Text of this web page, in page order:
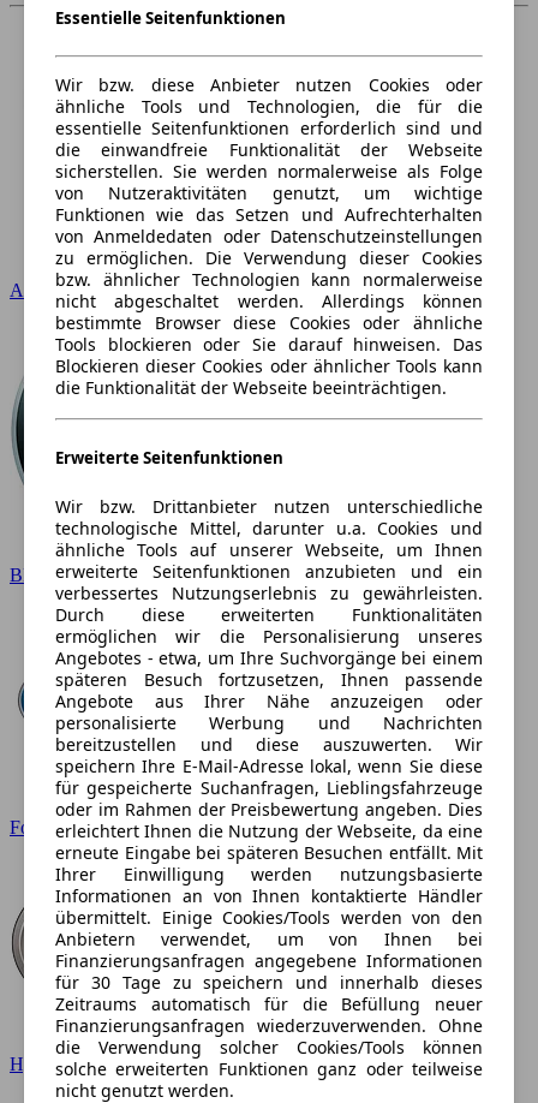
Audi
BMW
Ford
Hyundai
Essentielle Seitenfunktionen
Wir bzw. diese Anbieter nutzen Cookies oder
ähnliche Tools und Technologien, die für die
essentielle Seitenfunktionen erforderlich sind und
die einwandfreie Funktionalität der Webseite
sicherstellen. Sie werden normalerweise als Folge
von Nutzeraktivitäten genutzt, um wichtige
Funktionen wie das Setzen und Aufrechterhalten
von Anmeldedaten oder Datenschutzeinstellungen
zu ermöglichen. Die Verwendung dieser Cookies
bzw. ähnlicher Technologien kann normalerweise
nicht abgeschaltet werden. Allerdings können
bestimmte Browser diese Cookies oder ähnliche
Tools blockieren oder Sie darauf hinweisen. Das
Blockieren dieser Cookies oder ähnlicher Tools kann
die Funktionalität der Webseite beeinträchtigen.
Erweiterte Seitenfunktionen
Wir bzw. Drittanbieter nutzen unterschiedliche
technologische Mittel, darunter u.a. Cookies und
ähnliche Tools auf unserer Webseite, um Ihnen
erweiterte Seitenfunktionen anzubieten und ein
verbessertes Nutzungserlebnis zu gewährleisten.
Durch diese erweiterten Funktionalitäten
ermöglichen wir die Personalisierung unseres
Angebotes - etwa, um Ihre Suchvorgänge bei einem
späteren Besuch fortzusetzen, Ihnen passende
Angebote aus Ihrer Nähe anzuzeigen oder
personalisierte Werbung und Nachrichten
bereitzustellen und diese auszuwerten. Wir
speichern Ihre E-Mail-Adresse lokal, wenn Sie diese
für gespeicherte Suchanfragen, Lieblingsfahrzeuge
oder im Rahmen der Preisbewertung angeben. Dies
erleichtert Ihnen die Nutzung der Webseite, da eine
erneute Eingabe bei späteren Besuchen entfällt. Mit
Ihrer Einwilligung werden nutzungsbasierte
Informationen an von Ihnen kontaktierte Händler
übermittelt. Einige Cookies/Tools werden von den
Anbietern verwendet, um von Ihnen bei
Finanzierungsanfragen angegebene Informationen
für 30 Tage zu speichern und innerhalb dieses
Zeitraums automatisch für die Befüllung neuer
Finanzierungsanfragen wiederzuverwenden. Ohne
die Verwendung solcher Cookies/Tools können
solche erweiterten Funktionen ganz oder teilweise
nicht genutzt werden.